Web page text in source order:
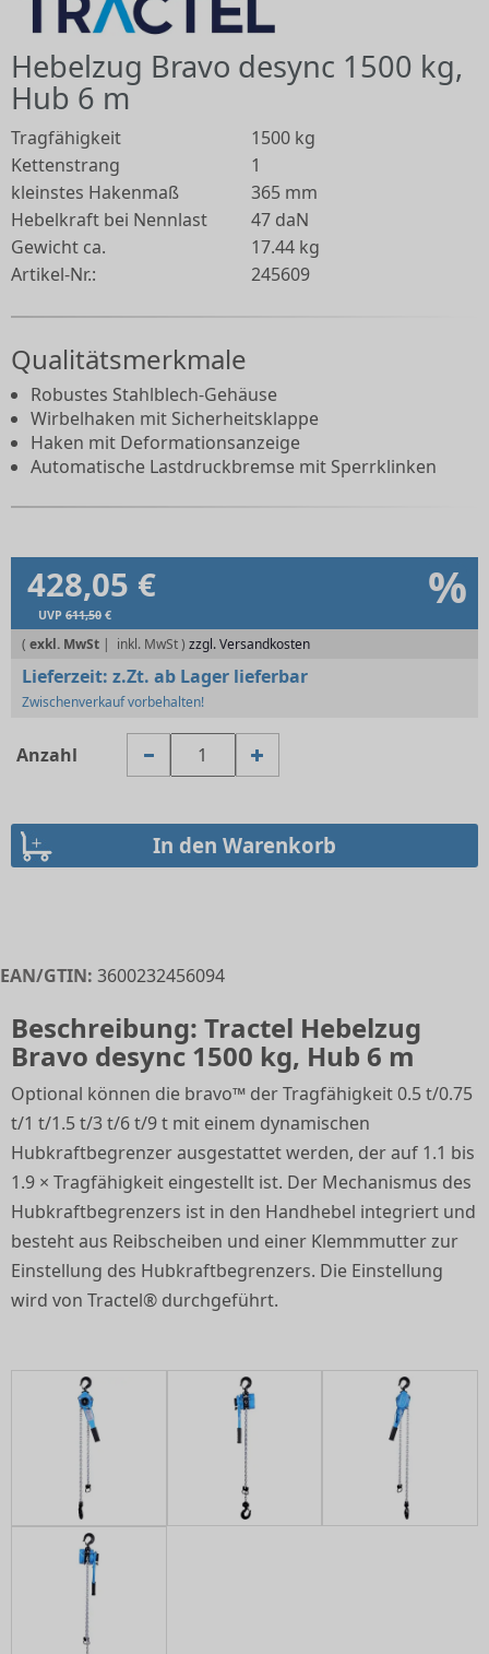
Hebelzug Bravo desync 1500 kg,
Hub 6 m
Tragfähigkeit
1500 kg
Kettenstrang
1
kleinstes Hakenmaß
365 mm
Hebelkraft bei Nennlast
47 daN
Gewicht ca.
17.44 kg
Artikel-Nr.:
245609
Qualitätsmerkmale
Robustes Stahlblech-Gehäuse
Wirbelhaken mit Sicherheitsklappe
Haken mit Deformationsanzeige
Automatische Lastdruckbremse mit Sperrklinken
428,05 € %
UVP 611,50 €
( exkl. MwSt | zzgl. Versandkosten
Lieferzeit: z.Zt. ab Lager lieferbar
Zwischenverkauf vorbehalten!
Anzahl
EAN/GTIN: 3600232456094
Beschreibung: Tractel Hebelzug
Bravo desync 1500 kg, Hub 6 m
Optional können die bravo™ der Tragfähigkeit 0.5 t/0.75
t/1 t/1.5 t/3 t/6 t/9 t mit einem dynamischen
Hubkraftbegrenzer ausgestattet werden, der auf 1.1 bis
1.9 × Tragfähigkeit eingestellt ist. Der Mechanismus des
Hubkraftbegrenzers ist in den Handhebel integriert und
besteht aus Reibscheiben und einer Klemmmutter zur
Einstellung des Hubkraftbegrenzers. Die Einstellung
wird von Tractel® durchgeführt.